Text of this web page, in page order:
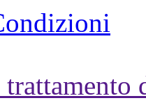
trattamento